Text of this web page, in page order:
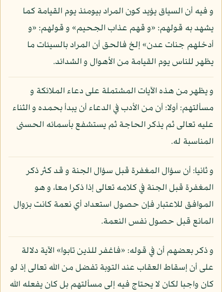
و فيه أن السياق يؤيد كون المراد بيومئذ يوم القيامة كما
يشهد به قولهم: «و قهم عذاب الجحيم» و قولهم: «و
أدخلهم جنات عدن» إلخ فالحق أن المراد بالسيئات ما
يظهر للناس يوم القيامة من الأهوال و الشدائد.
و يظهر من هذه الآيات المشتملة على دعاء الملائكة و
مسألتهم: أولا: أن من الأدب في الدعاء أن يبدأ بحمده و الثناء
عليه تعالى ثم يذكر الحاجة ثم يستشفع بأسمائه الحسنى
المناسبة له.
و ثانيا: أن سؤال المغفرة قبل سؤال الجنة و قد كثر ذكر
المغفرة قبل الجنة في كلامه تعالى إذا ذكرا معا، و هو
الموافق للاعتبار فإن حصول استعداد أي نعمة كانت بزوال
المانع قبل حصول نفس النعمة.
و ذكر بعضهم أن في قوله: «فاغفر للذين تابوا» الآية دلالة
على أن إسقاط العقاب عند التوبة تفضل من الله تعالى إذ لو
كان واجبا لكان لا يحتاج فيه إلى مسألتهم بل كان يفعله الله